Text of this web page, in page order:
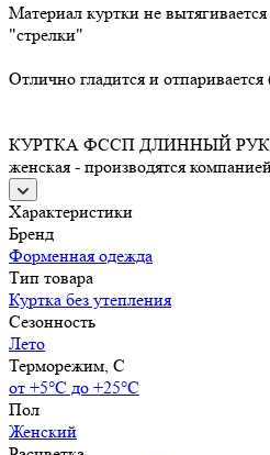
Материал куртки не
"стрелки"
Отлично гладится и
КУРТКА ФССП ДЛИННЫЙ РУКАВ
женская - производятся
Характеристики
Бренд
Форменная одежда
Тип товара
Куртка без утепления
Сезонность
Лето
Терморежим, C
от +5°С до +25°С
Пол
Женский